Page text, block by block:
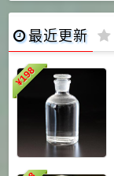
最近更新
¥
198